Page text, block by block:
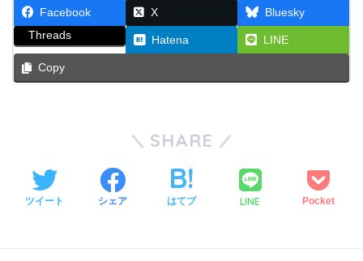
Facebook X
Bluesky
Threads
Hatena LINE
Copy
SHARE
ツイート シェア はてブ LINE Pocket